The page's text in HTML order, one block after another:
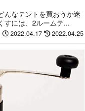
んなテントを買おうか迷
すには、2ルームテ...
2022.04.17 2022.04.25